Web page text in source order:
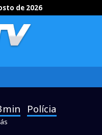
de 2026
Polícia